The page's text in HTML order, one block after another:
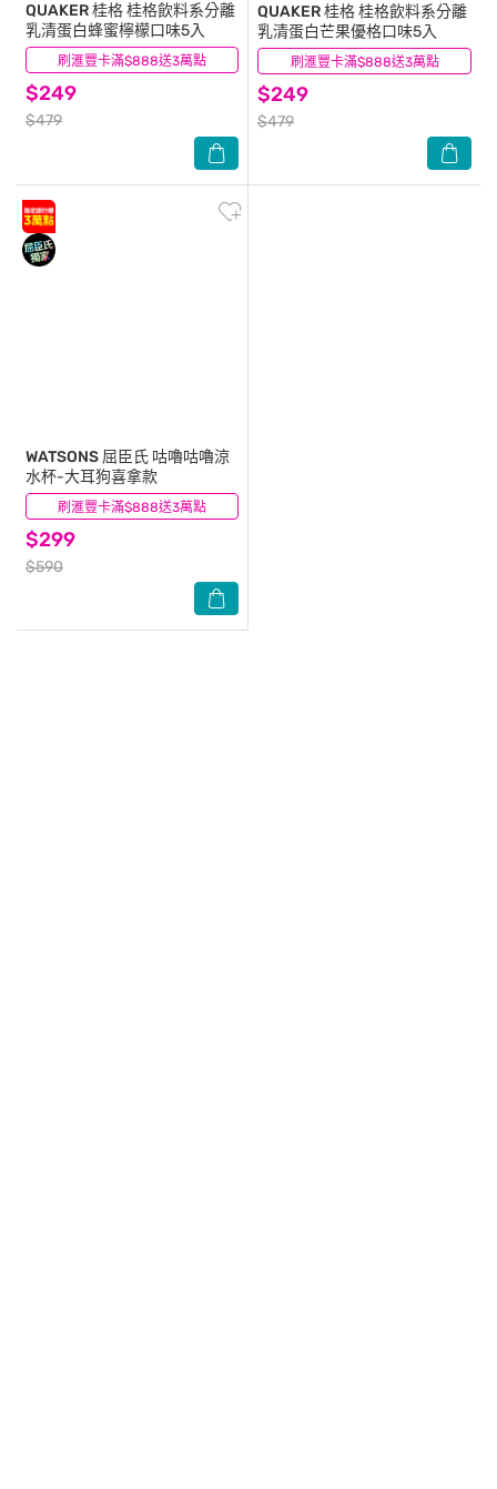
刷滙豐卡滿$888送3萬點
QUAKER 桂格桂格飲料系分離
乳清蛋白蜂蜜檸檬口味5入
$249
$479
(0) 刷滙豐卡滿$888送3萬點
QUAKER 桂格桂格飲料系分離
乳清蛋白芒果優格口味5入
$249
$479
(0)
刷滙豐卡滿$888送3萬點
WATSONS 屈臣氏 咕嚕咕嚕涼
水杯-大耳狗喜拿款
$299
$590
(6)